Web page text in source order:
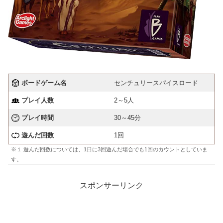
ボードゲーム名 センチュリースパイスロード
プレイ人数 2～5人
プレイ時間 30～45分
遊んだ回数 1回
※１ 遊んだ回数については、1日に3回遊んだ場合でも1回のカウントとしていま
す。
スポンサーリンク